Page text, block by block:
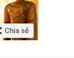
Chia sẻ